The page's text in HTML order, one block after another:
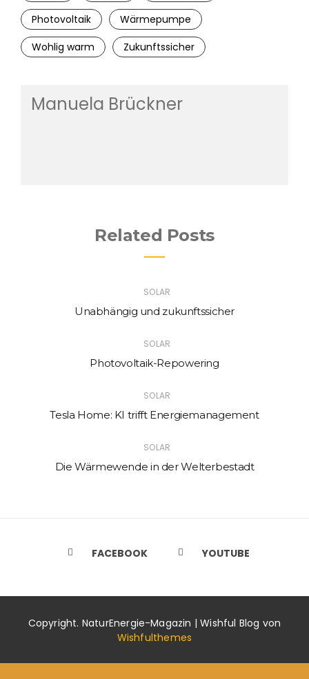
Photovoltaik
Wärmepumpe
Wohlig warm
Zukunftssicher
Manuela Brückner
Related Posts
SOLAR
Unabhängig und zukunftssicher
SOLAR
Photovoltaik-Repowering
SOLAR
Tesla Home: KI trifft Energiemanagement
SOLAR
Die Wärmewende in der Welterbestadt
FACEBOOK YOUTUBE
Copyright. NaturEnergie-Magazin | Wishful Blog von
Wishfulthemes